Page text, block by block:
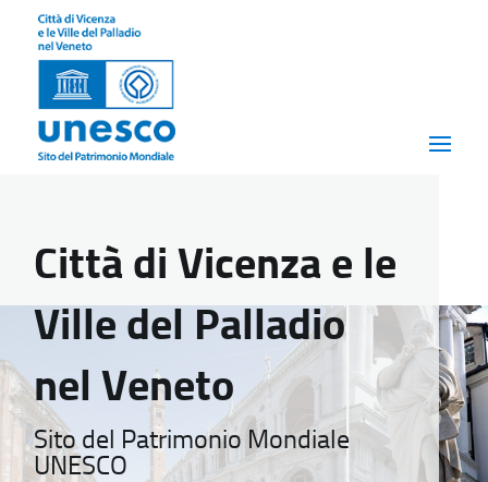
Città di Vicenza e le
Ville del Palladio
nel Veneto
Sito del Patrimonio Mondiale
UNESCO